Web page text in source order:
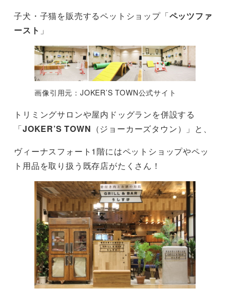
子犬・子猫を販売するペットショップ「ペッツファ
ースト 」
画像引用元：JOKER’S TOWN公式サイト
トリミングサロンや屋内ドッグランを併設する
「JOKER’S TOWN （ジョーカーズタウン）」と、
ヴィーナスフォート1階にはペットショップやペッ
ト用品を取り扱う既存店がたくさん！